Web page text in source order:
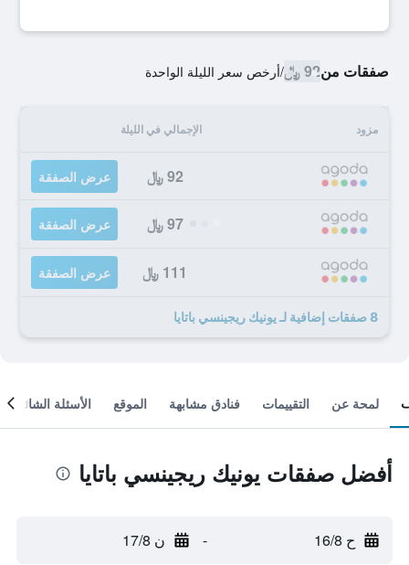
صفقات من92 ﷼ /أرخص سعر الليلة الواحدة
مزود الإجمالي في الليلة
92 ﷼ عرض الصفقة
97 ﷼ عرض الصفقة
111 ﷼ عرض الصفقة
8 صفقات إضافية لـ يونيك ريجينسي باتايا
لمحة عن التقييمات فنادق مشابهة الموقع الأسئلة الشائعة
أفضل صفقات يونيك ريجينسي باتايا
ح 16/8 - ن 17/8